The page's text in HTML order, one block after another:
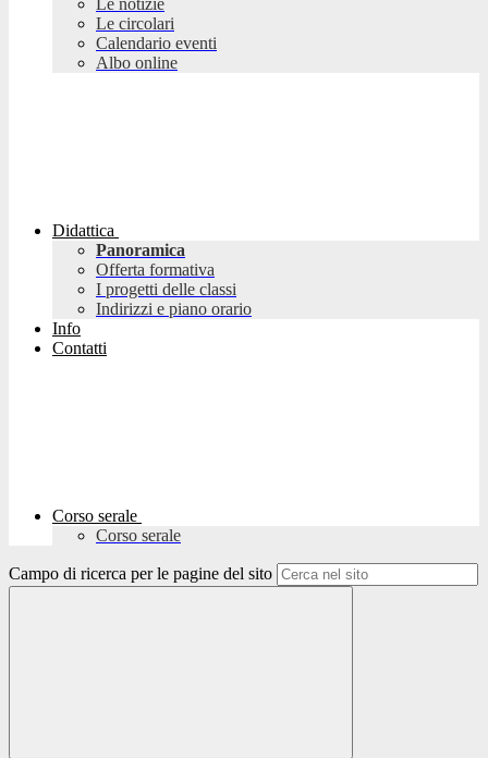
Le notizie
Le circolari
Calendario eventi
Albo online
Didattica
Panoramica
Offerta formativa
I progetti delle classi
Indirizzi e piano orario
Info
Contatti
Corso serale
Corso serale
Campo di ricerca per le pagine del sito